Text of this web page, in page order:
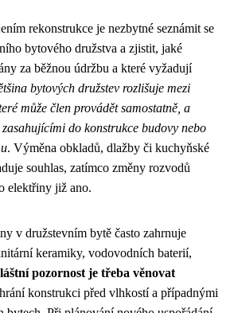
rekonstrukce je nezbytné seznámit se
bytového družstva a zjistit, jaké
za běžnou údržbu a které vyžadují
bytových družstev rozlišuje mezi
může člen provádět samostatně, a
do konstrukce budovy nebo
. Výměna obkladů, dlažby či kuchyňské
souhlas, zatímco změny rozvodů
elektřiny již ano.
v družstevním bytě často zahrnuje
keramiky, vodovodních baterií,
pozornost je třeba věnovat
konstrukci před vlhkostí a případnými